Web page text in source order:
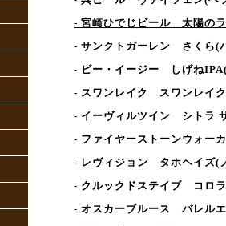
- 宮崎ひでじビール 太陽の
- サンクトガーレン さくら(
- ビー・イージー しげねIPA
- スワンレイク スワンレイ
- イーヴィルツイン シトラ
- ファイヤーストーンウォー
- レヴィジョン タホヘイズ(
- クルックドステイブ コロ
- オスカーブルース バレル